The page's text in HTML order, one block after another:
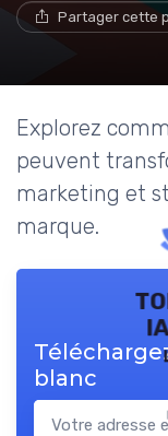
Partager cette
Explorez
peuvent
marketing et
marque.
blanc